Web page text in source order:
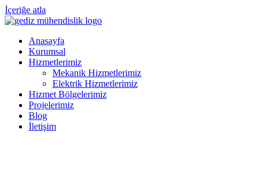
İçeriğe atla
Anasayfa
Kurumsal
Hizmetlerimiz
Mekanik Hizmetlerimiz
Elektrik Hizmetlerimiz
Hizmet Bölgelerimiz
Projelerimiz
Blog
İletişim